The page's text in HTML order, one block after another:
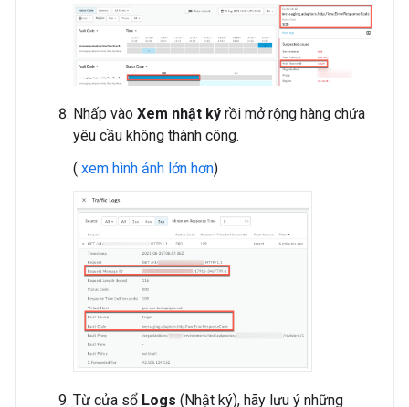
Nhấp vào Xem nhật ký rồi mở rộng hàng chứa
yêu cầu không thành công.
( xem hình ảnh lớn hơn)
Từ cửa sổ Logs (Nhật ký), hãy lưu ý những